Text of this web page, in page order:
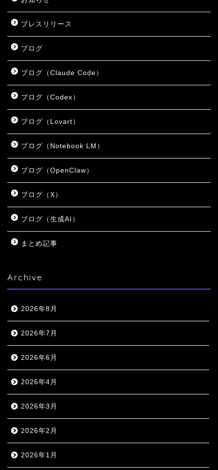
プレスリリース
ブログ
ブログ（Claude Code）
ブログ（Codex）
ブログ（Lovart）
ブログ（Notebook LM）
ブログ（OpenClaw）
ブログ（X）
ブログ（生成AI）
まとめ記事
Archive
2026年8月
2026年7月
2026年6月
2026年4月
2026年3月
2026年2月
2026年1月